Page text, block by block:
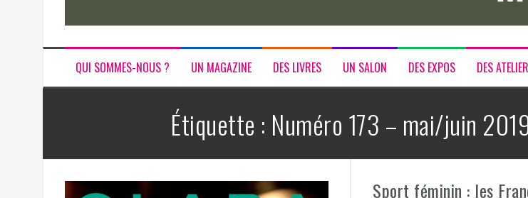
QUI SOMMES-NOUS ? UN MAGAZINE DES LIVRES UN SALON DES EXPOS DES
Étiquette : Numéro 173 – mai/juin
Sport féminin : les